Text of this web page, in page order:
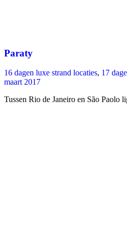
Paraty
16 dagen luxe strand locaties, 17
maart 2017
Tussen Rio de Janeiro en São Paolo